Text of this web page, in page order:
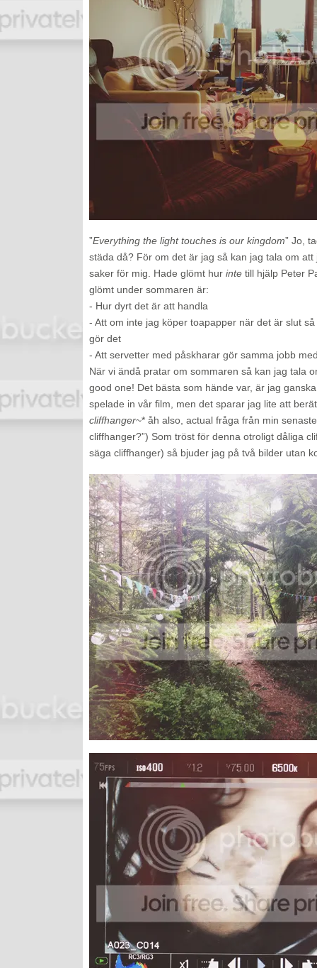
”Everything the light touches is our kingdom” Jo,
städa då? För om det är jag så kan jag tala om
saker för mig. Hade glömt hur intetill hjälp Peter
glömt under sommaren är:
- Hur dyrt det är att handla
- Att om inte jag köper toapapper när det är slut
gör det
- Att servetter med påskharar gör samma jobb
När vi ändå pratar om sommaren så kan jag tala
good one! Det bästa som hände var, är jag
spelade in vår film, men det sparar jag lite att
cliffhanger~* åh also, actual fråga från min
cliffhanger?”) Som tröst för denna otroligt dåliga
säga cliffhanger) så bjuder jag på två bilder utan